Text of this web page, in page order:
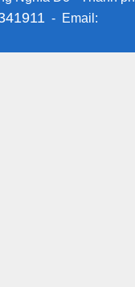
- Email: